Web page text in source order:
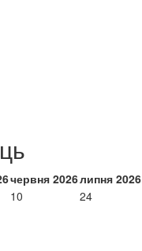
червня 2026липня 2026
10 24